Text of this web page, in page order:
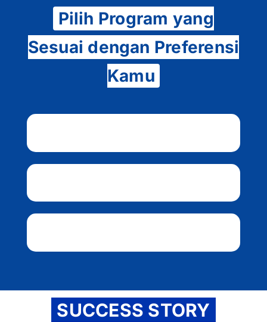
Pilih Program yang
Sesuai dengan Preferensi
Kamu
SUCCESS STORY